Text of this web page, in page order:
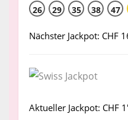
26 29 35 38 47
Nächster Jackpot: CHF
Aktueller Jackpot: CHF